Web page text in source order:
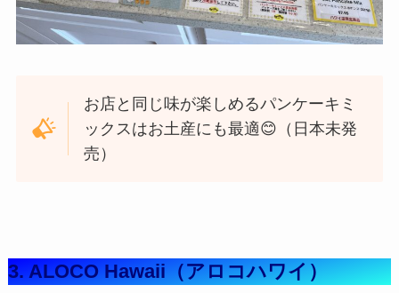
お店と同じ味が楽しめるパンケーキミ
ックスはお土産にも最適😊（日本未発
売）
3. ALOCO Hawaii（アロコハワイ）